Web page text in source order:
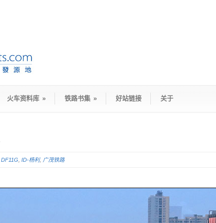
火车资料库 » 铁路书集 » 好站链接 关于
DF11G ID-杨利, 广茂铁路